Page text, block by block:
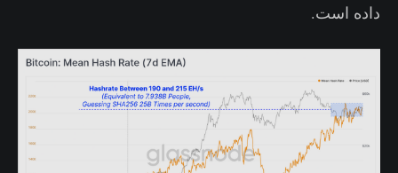
داده است.